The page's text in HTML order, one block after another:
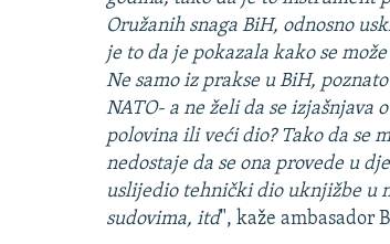
Oružanih snaga BiH, odnosno
je to da je pokazala kako se
Ne samo iz prakse u BiH,
NATO- a ne želi da se izjašnjava
polovina ili veći dio? Tako da se
nedostaje da se ona provede u
uslijedio tehnički dio uknjižbe u
sudovima, itd", kaže ambasador